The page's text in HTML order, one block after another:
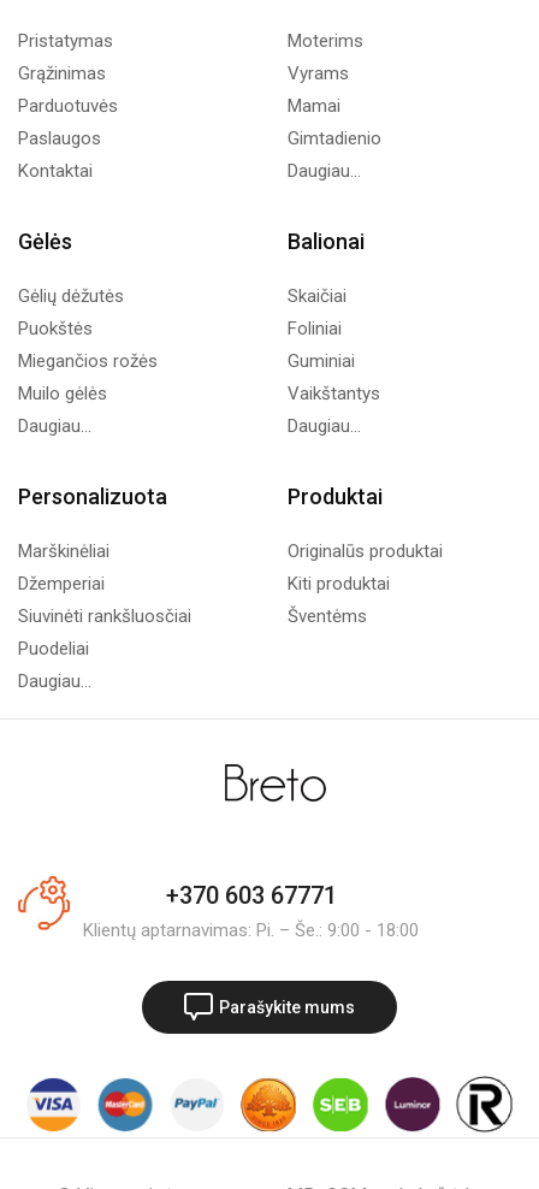
Pristatymas
Grąžinimas
Parduotuvės
Paslaugos
Kontaktai
Moterims
Vyrams
Mamai
Gimtadienio
Daugiau...
Gėlės
Gėlių dėžutės
Puokštės
Miegančios rožės
Muilo gėlės
Daugiau...
Balionai
Skaičiai
Foliniai
Guminiai
Vaikštantys
Daugiau...
Personalizuota
Marškinėliai
Džemperiai
Siuvinėti rankšluosčiai
Puodeliai
Daugiau...
Produktai
Originalūs produktai
Kiti produktai
Šventėms
+370 603 67771
Klientų aptarnavimas: Pi. – Še.: 9:00 - 18:00
Parašykite mums